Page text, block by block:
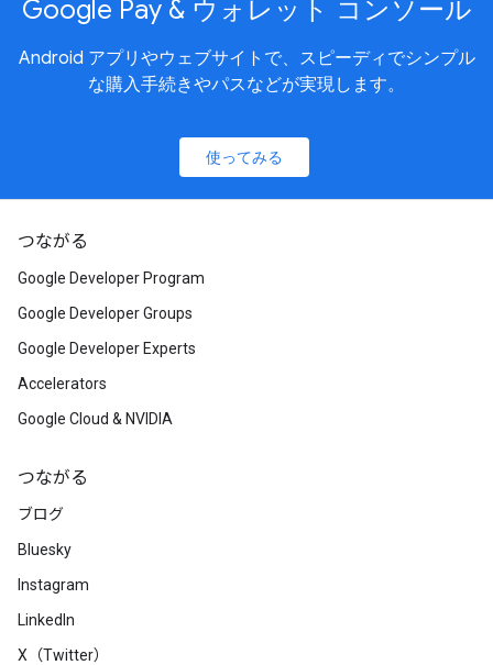
Google Pay & ウォレット コンソール
Android アプリやウェブサイトで、スピーディでシンプル
な購入手続きやパスなどが実現します。
使ってみる
つながる
Google Developer Program
Google Developer Groups
Google Developer Experts
Accelerators
Google Cloud & NVIDIA
つながる
ブログ
Bluesky
Instagram
LinkedIn
X（Twitter）